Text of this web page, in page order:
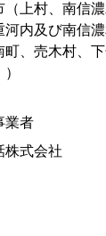
（上村、南信
内及び南信濃
町、売木村、
業者
株式会社